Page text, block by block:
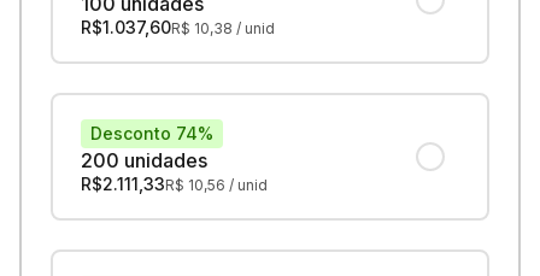
R$1.037,60R$ 10,38 / unid
200 unidades
Desconto 74%
R$2.111,33R$ 10,56 / unid